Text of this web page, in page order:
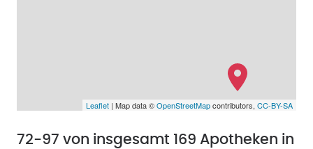
Leaflet | Map data ©OpenStreetMapcontributors,CC-BY-SA
72-97 von insgesamt 169 Apotheken in